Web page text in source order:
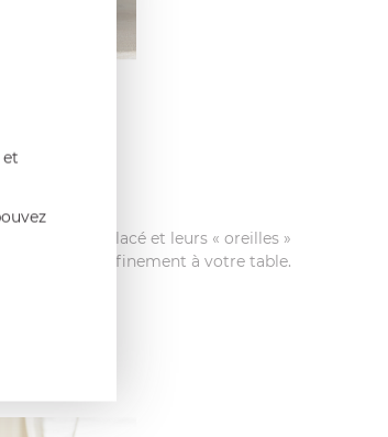
glacé et leurs « oreilles »
touche de raffinement à votre table.